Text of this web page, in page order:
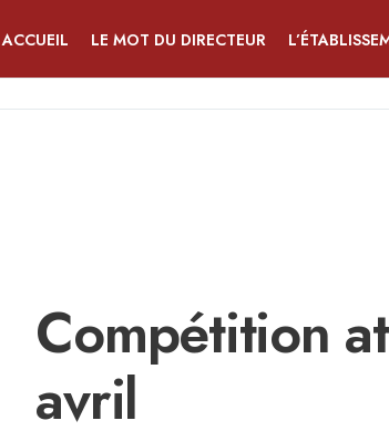
ACCUEIL LE MOT DU DIRECTEUR
Compétition
avril